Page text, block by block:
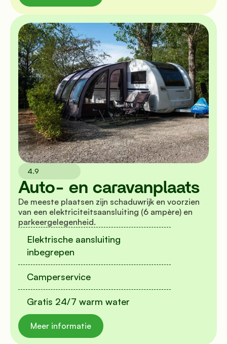
4.9
Auto- en caravanplaats
De meeste plaatsen zijn schaduwrijk en voorzien
van een elektriciteitsaansluiting (6 ampère) en
parkeergelegenheid.
Elektrische aansluiting
inbegrepen
Camperservice
Gratis 24/7 warm water
Meer informatie